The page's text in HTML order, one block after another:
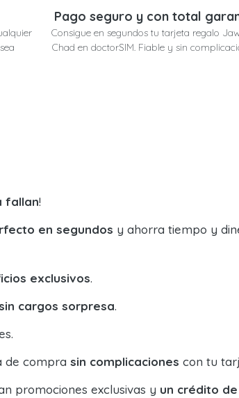
Pago seguro y con total
Consigue en segundos tu tarjeta regalo
Chad en doctorSIM. Fiable y sin
fallan!
en segundos y ahorra tiempo y
exclusivos.
cargos sorpresa.
de compra sin complicaciones con tu
promociones exclusivas y un crédito